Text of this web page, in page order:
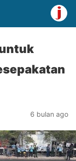
6 bulan ago